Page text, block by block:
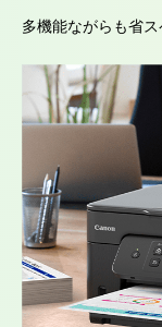
多機能ながらも省